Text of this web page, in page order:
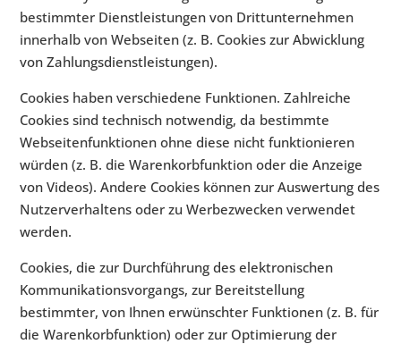
bestimmter Dienstleistungen von Drittunternehmen
innerhalb von Webseiten (z. B. Cookies zur Abwicklung
von Zahlungsdienstleistungen).
Cookies haben verschiedene Funktionen. Zahlreiche
Cookies sind technisch notwendig, da bestimmte
Webseitenfunktionen ohne diese nicht funktionieren
würden (z. B. die Warenkorbfunktion oder die Anzeige
von Videos). Andere Cookies können zur Auswertung des
Nutzerverhaltens oder zu Werbezwecken verwendet
werden.
Cookies, die zur Durchführung des elektronischen
Kommunikationsvorgangs, zur Bereitstellung
bestimmter, von Ihnen erwünschter Funktionen (z. B. für
die Warenkorbfunktion) oder zur Optimierung der